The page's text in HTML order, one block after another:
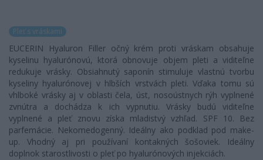
Pleť s vráskami
EUCERIN Hyaluron Filler očný krém proti vráskam obsahuje
kyselinu hyalurónovú, ktorá obnovuje objem pleti a viditeľne
redukuje vrásky. Obsiahnutý saponín stimuluje vlastnú tvorbu
kyseliny hyalurónovej v hlbších vrstvách pleti. Vďaka tomu sú
vhlboké vrásky aj v oblasti čela, úst, nosoústnych rýh vyplnené
zvnútra a dochádza k ich vypnutiu. Vrásky budú viditeľne
vyplnené a pleť znovu získa mladistvý vzhľad. SPF 10. Bez
parfemácie. Nekomedogenný. Ideálny ako podklad pod make-
up. Vhodný aj pri používaní kontakných šošoviek. Ideálny
doplnok starostlivosti o pleť po hyalurónových injekciách.